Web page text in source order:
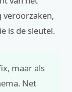
veroorzaken,
is de sleutel.
maar als
Net